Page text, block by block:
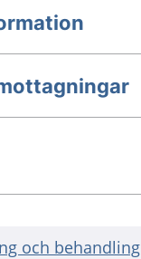
och behandling